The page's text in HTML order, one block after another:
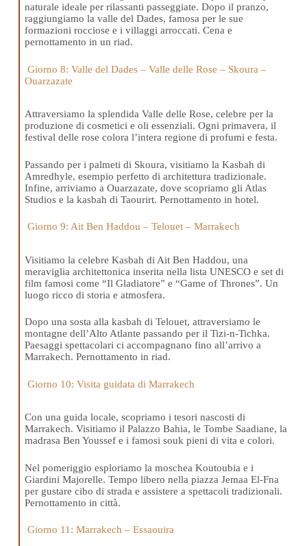
naturale ideale per rilassanti passeggiate. Dopo il pranzo,
raggiungiamo la valle del Dades, famosa per le sue
formazioni rocciose e i villaggi arroccati. Cena e
pernottamento in un riad.
Giorno 8: Valle del Dades – Valle delle Rose – Skoura –
Ouarzazate
Attraversiamo la splendida Valle delle Rose, celebre per la
produzione di cosmetici e oli essenziali. Ogni primavera, il
festival delle rose colora l’intera regione di profumi e festa.
Passando per i palmeti di Skoura, visitiamo la Kasbah di
Amredhyle, esempio perfetto di architettura tradizionale.
Infine, arriviamo a Ouarzazate, dove scopriamo gli Atlas
Studios e la kasbah di Taourirt. Pernottamento in hotel.
Giorno 9: Ait Ben Haddou – Telouet – Marrakech
Visitiamo la celebre Kasbah di Ait Ben Haddou, una
meraviglia architettonica inserita nella lista UNESCO e set di
film famosi come “Il Gladiatore” e “Game of Thrones”. Un
luogo ricco di storia e atmosfera.
Dopo una sosta alla kasbah di Telouet, attraversiamo le
montagne dell’Alto Atlante passando per il Tizi-n-Tichka.
Paesaggi spettacolari ci accompagnano fino all’arrivo a
Marrakech. Pernottamento in riad.
Giorno 10: Visita guidata di Marrakech
Con una guida locale, scopriamo i tesori nascosti di
Marrakech. Visitiamo il Palazzo Bahia, le Tombe Saadiane, la
madrasa Ben Youssef e i famosi souk pieni di vita e colori.
Nel pomeriggio esploriamo la moschea Koutoubia e i
Giardini Majorelle. Tempo libero nella piazza Jemaa El-Fna
per gustare cibo di strada e assistere a spettacoli tradizionali.
Pernottamento in città.
Giorno 11: Marrakech – Essaouira